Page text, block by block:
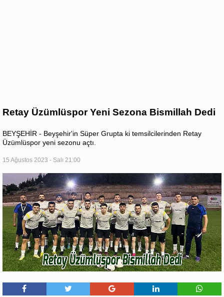
Retay Üzümlüspor Yeni Sezona Bismillah Dedi
BEYŞEHİR - Beyşehir'in Süper Grupta ki temsilcilerinden Retay
Üzümlüspor yeni sezonu açtı.
15 Ağustos 2023 - Salı 21:00